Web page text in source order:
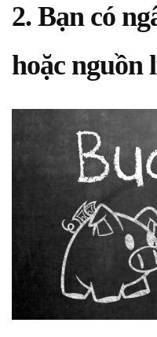
2. Bạn có
hoặc nguồn